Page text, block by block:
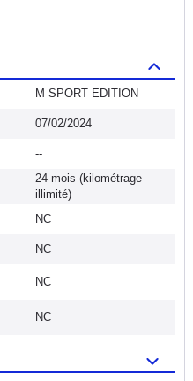
M SPORT EDITION
07/02/2024
--
24 mois (kilométrage
illimité)
NC
NC
NC
NC